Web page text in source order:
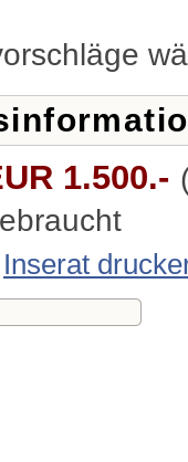
1.500.-
Inserat